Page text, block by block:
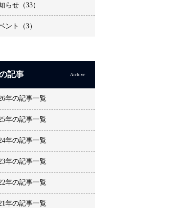
らせ（33）
ント（3）
記事 Archive
年の記事一覧
年の記事一覧
年の記事一覧
年の記事一覧
年の記事一覧
年の記事一覧